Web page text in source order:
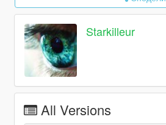
Starkilleur
All Versions